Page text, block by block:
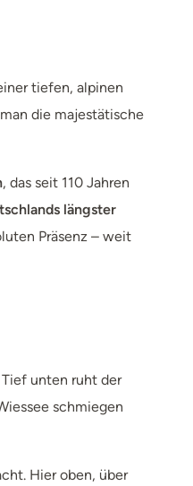
tiefen, alpinen
die majestätische
, das seit 110 Jahren
längster
Präsenz – weit
unten ruht der
schmiegen
Hier oben, über